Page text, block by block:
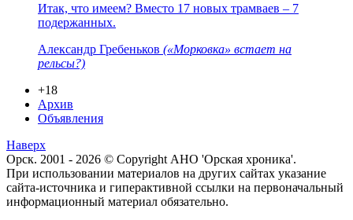
Итак, что имеем? Вместо 17 новых трамваев – 7
подержанных.
Александр Гребеньков («Морковка» встает на
рельсы?)
+18
Архив
Объявления
Наверх
Орск. 2001 - 2026 © Copyright АНО 'Орская хроника'.
При использовании материалов на других сайтах указание
сайта-источника и гиперактивной ссылки на первоначальный
информационный материал обязательно.